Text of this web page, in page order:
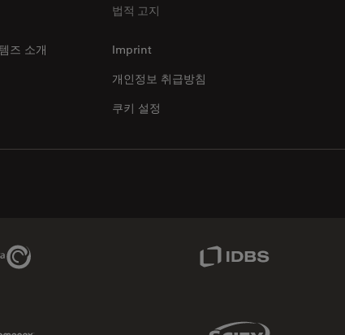
즈 소개
법적 고지
Imprint
개인정보 취급방침
쿠키 설정
Genedata Link
Sciex Link